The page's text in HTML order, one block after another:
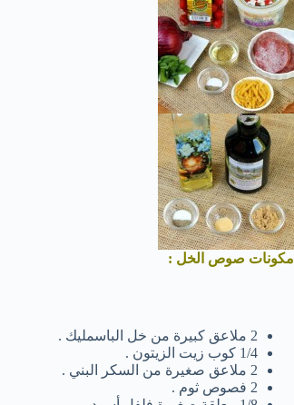
مكونات صوص الخل :
2 ملاعق كبيرة من خل الباسمليك .
1/4 كوب زيت الزيتون .
2 ملاعق صغيرة من السكر البني .
2 فصوص ثوم .